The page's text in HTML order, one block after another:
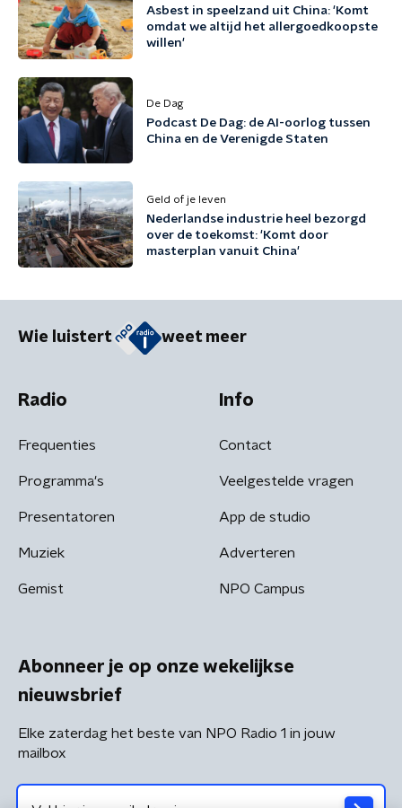
Asbest in speelzand uit China: 'Komt
omdat we altijd het allergoedkoopste
willen'
De Dag
Podcast De Dag: de AI-oorlog tussen
China en de Verenigde Staten
Geld of je leven
Nederlandse industrie heel bezorgd
over de toekomst: 'Komt door
masterplan vanuit China'
Wie luistert weet meer
Radio
Frequenties
Programma's
Presentatoren
Muziek
Gemist
Info
Contact
Veelgestelde vragen
App de studio
Adverteren
NPO Campus
Abonneer je op onze wekelijkse
nieuwsbrief
Elke zaterdag het beste van NPO Radio 1 in jouw
mailbox